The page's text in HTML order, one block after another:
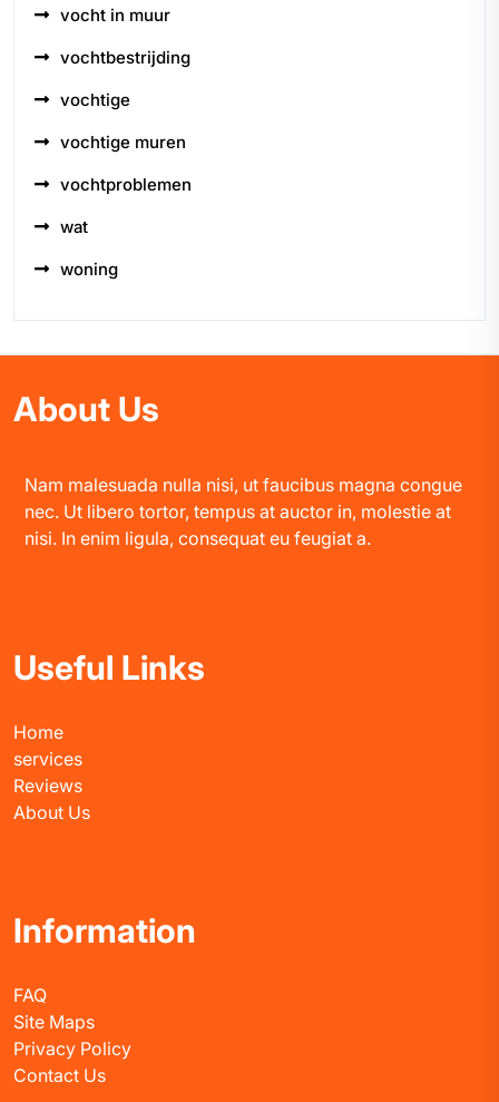
vocht in muur
vochtbestrijding
vochtige
vochtige muren
vochtproblemen
wat
woning
About Us
Nam malesuada nulla nisi, ut faucibus magna congue
nec. Ut libero tortor, tempus at auctor in, molestie at
nisi. In enim ligula, consequat eu feugiat a.
Useful Links
Home
services
Reviews
About Us
Information
FAQ
Site Maps
Privacy Policy
Contact Us